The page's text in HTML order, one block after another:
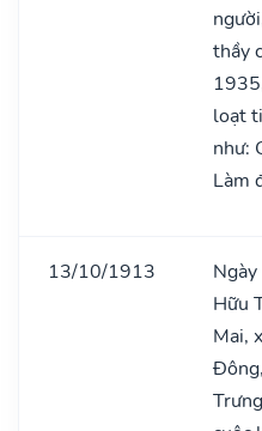
thầy
loạt
như:
Làm
13/10/1913
Hữu
Mai,